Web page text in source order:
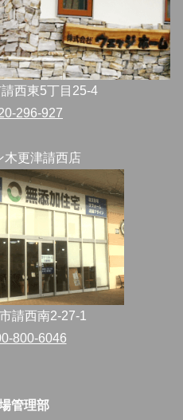
西東5丁目25-4
296-927
木更津請西店
請西南2-27-1
800-6046
管理部